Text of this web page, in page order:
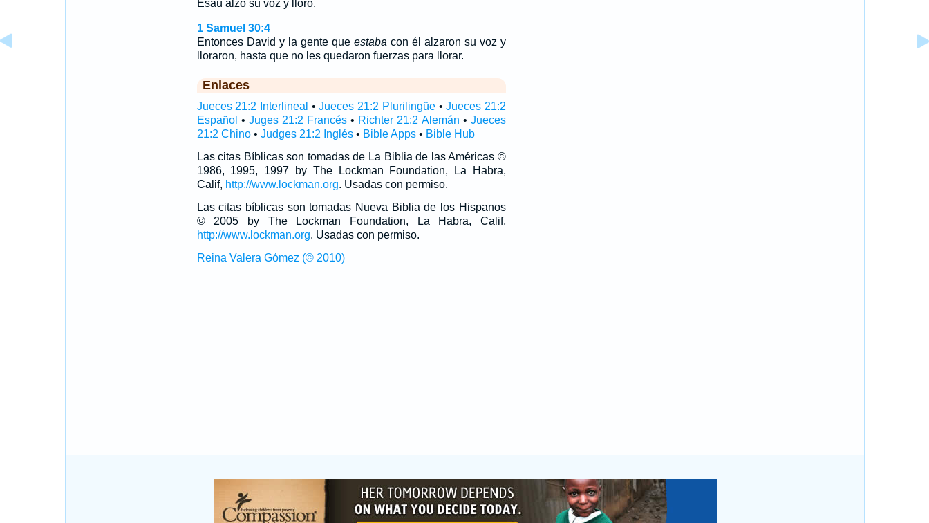
Esaú alzó su voz y lloró.
1 Samuel 30:4
Entonces David y la gente que estaba con él alzaron su voz y
lloraron, hasta que no les quedaron fuerzas para llorar.
Enlaces
Jueces 21:2 Interlineal •Jueces 21:2 Plurilingüe•Jueces 21:2
Español • Juges 21:2 Francés • Richter 21:2 Alemán • Jueces
21:2 Chino• Judges 21:2 Inglés• Bible Apps• Bible Hub
Las citas Bíblicas son tomadas de La Biblia de las Américas ©
1986, 1995, 1997 by The Lockman Foundation, La Habra,
Calif, http://www.lockman.org. Usadas con permiso.
Las citas bíblicas son tomadas Nueva Biblia de los Hispanos
© 2005 by The Lockman Foundation, La Habra, Calif,
http://www.lockman.org. Usadas con permiso.
Reina Valera Gómez (© 2010)